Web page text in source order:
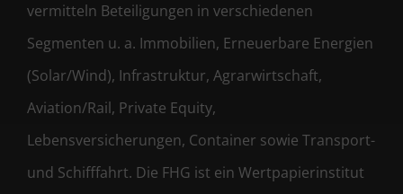
vermitteln Beteiligungen in verschiedenen
Segmenten u. a. Immobilien, Erneuerbare Energien
(Solar/Wind), Infrastruktur, Agrarwirtschaft,
Aviation/Rail, Private Equity,
Lebensversicherungen, Container sowie Transport-
und Schifffahrt. Die FHG ist ein Wertpapierinstitut